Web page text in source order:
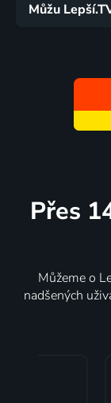
Můžu
Přes
Můžeme o
nadšených